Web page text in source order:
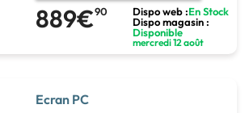
889€90 Dispo web :En Stock
Dispo magasin :
Disponible
mercredi 12 août
Ecran PC